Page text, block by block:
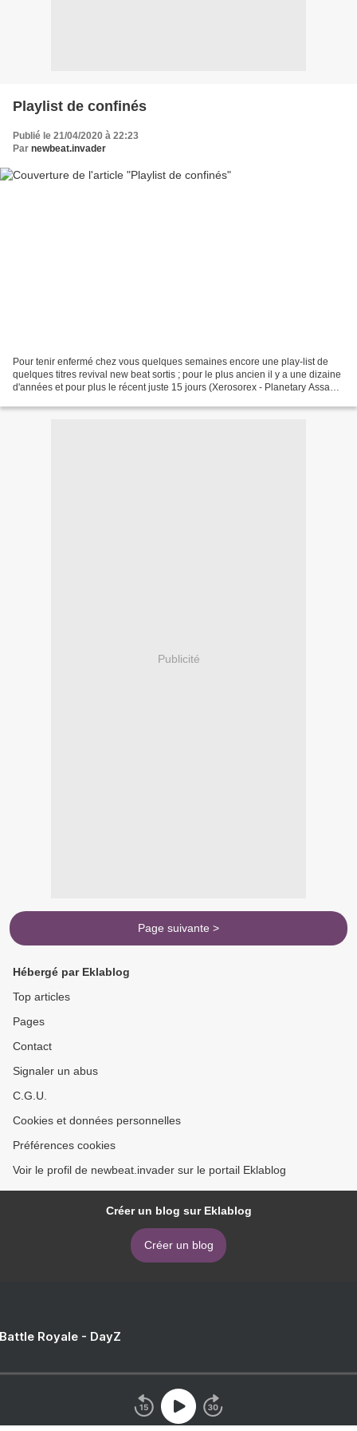
Playlist de confinés
Publié le 21/04/2020 à 22:23
Par newbeat.invader
Pour tenir enfermé chez vous quelques semaines encore une play-list de
quelques titres revival new beat sortis ; pour le plus ancien il y a une dizaine
d'années et pour plus le récent juste 15 jours (Xerosorex - Planetary Assault)
Publicité
Page suivante >
Hébergé par Eklablog
Top articles
Pages
Contact
Signaler un abus
C.G.U.
Cookies et données personnelles
Préférences cookies
Voir le profil de newbeat.invader sur le portail Eklablog
Créer un blog sur Eklablog
Créer un blog
Royale - DayZ